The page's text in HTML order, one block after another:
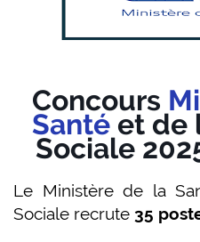
Concours
Santé et de
Sociale
Le Ministère de la
Sociale recrute 35